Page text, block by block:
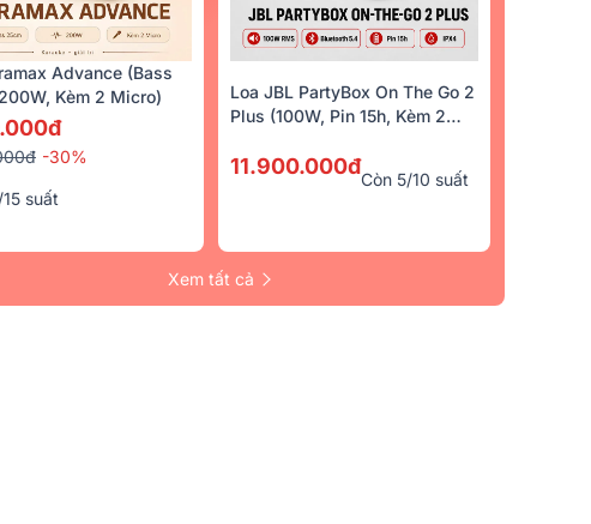
Advance (Bass
Kèm 2 Micro)
-30%
suất
Loa JBL PartyBox On The Go 2
Plus (100W, Pin 15h, Kèm 2
11.900.000đ
Còn 5/10 suất
Xem tất cả